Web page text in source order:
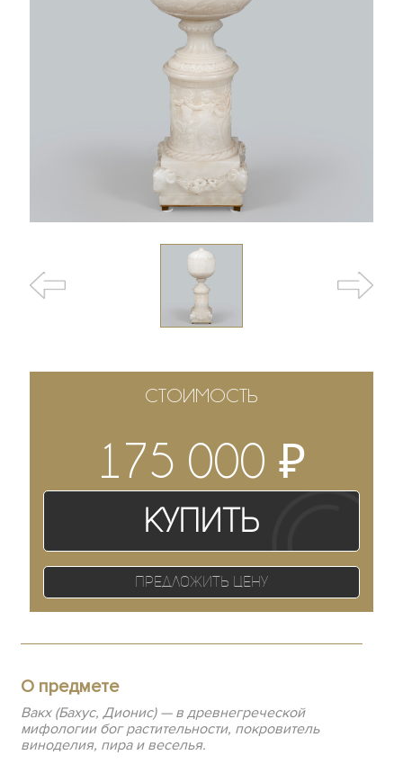
СТОИМОСТЬ
175 000 ₽
Купить
Предложить цену
О предмете
Вакх (Бахус, Дионис) — в древнегреческой
мифологии бог растительности, покровитель
виноделия, пира и веселья.